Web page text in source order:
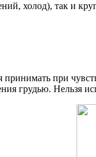
холод), так и
при
грудью. Нельзя